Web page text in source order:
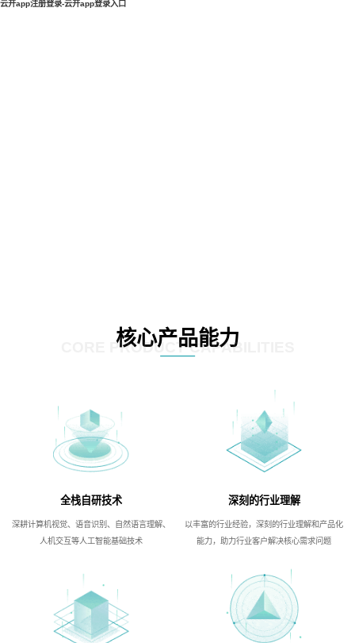
云开app注册登录-云开app登录入口
核心产品能力
CORE PRODUCT CAPABILITIES
全栈自研技术
深耕计算机视觉、语音识别、自然语言理解、
人机交互等人工智能基础技术
深刻的行业理解
以丰富的行业经验，深刻的行业理解和产品化
能力，助力行业客户解决核心需求问题